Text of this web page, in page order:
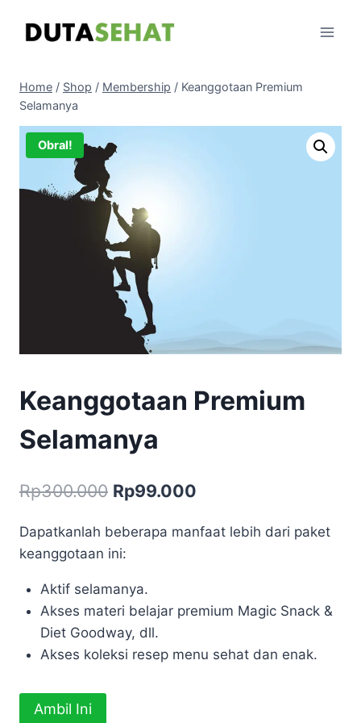
Home / Shop / Membership / Keanggotaan Premium
Selamanya
Obral!
Keanggotaan Premium
Selamanya
Rp300.000 Harga
adalah:
Rp99.000
ini
Dapatkanlah beberapa manfaat lebih dari paket
keanggotaan ini:
Aktif selamanya.
Akses materi belajar premium Magic Snack &
Diet Goodway, dll.
Akses koleksi resep menu sehat dan enak.
Kuantitas
Ambil Ini